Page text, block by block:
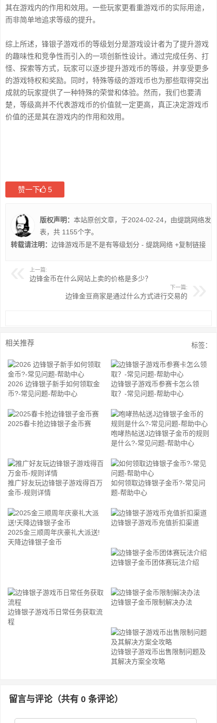
其在游戏内的作用和效用。一些玩家更看重游戏币的实际用途，
而非简单地追求等级的提升。
综上所述，锋银子游戏币的等级划分是游戏设计者为了提升游戏
的趣味性和竞争性而引入的一项创新性设计。通过完成任务、打
怪、探索等方式，玩家可以逐步提升游戏币的等级，并享受更多
的游戏特权和奖励。同时，特殊等级的游戏币也为那些取得突出
成就的玩家提供了一种特殊的荣誉和体验。然而，我们也要清
楚，等级高并不代表游戏币的价值就一定更高，真正决定游戏币
价值的还是其在游戏内的作用和效用。
赞一下 5
版权声明： 本站原创文章，于2024-02-24，由缇跳网络发
表，共 1155个字。
转载请注明： 边锋游戏币是不是有等级划分 - 缇跳网络 +复制链接
上一篇:
边锋金币在什么网站上卖的价格是多少？
下一篇:
边锋金豆商家是通过什么方式进行交易的
相关推荐 标签：
2026 边锋银子新手如何领取金
币?-常见问题-帮助中心
边锋银子游戏币参赛卡怎么领
取？-常见问题-帮助中心
2025春卡抢边锋银子金币赛
咆哮热帖送J边锋银子金币的规则
是什么?-常见问题-帮助中心
推广好友玩边锋银子游戏得百万
金币-规则详情
如何领取边锋银子金币?-常见问
题-帮助中心
2025金三顺周年庆豪礼大派送!
天降边锋银子金币
边锋银子游戏币充值折扣渠道
边锋银子金币团体赛玩法介绍
边锋银子游戏币日常任务获取流
程
边锋银子金币限制解决办法
边锋银子游戏币出售限制问题及
其解决方案全攻略
留言与评论（共有 0 条评论）